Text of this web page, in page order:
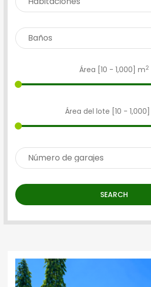
Área [ 10 - 1,000 ] m2
Área del lote [ 10 - 1,000
SEARCH